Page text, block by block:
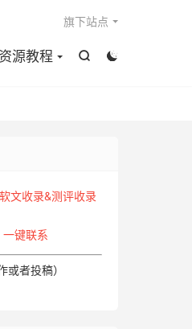


资源教程
旗下站点
软文收录&测评收录
一键联系
者投稿）